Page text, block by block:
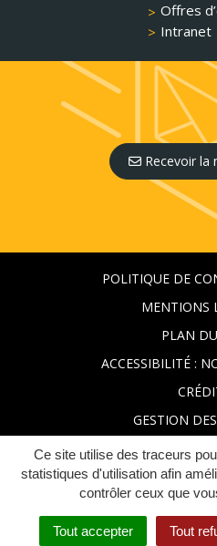
Ce site utilise des traceurs
statistiques d'utilisation afin
contrôler ceux que
Tout accepter Tout
Offres
Intranet
Recevoir la
POLITIQUE DE
MENTIONS
PLAN
ACCESSIBILITÉ :
GESTION